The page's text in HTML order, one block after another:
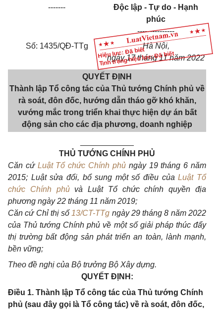
Hiệu lực: Đã biết
Tình trạng hiệu lực: Đã biết
-------
Độc lập - Tự do - Hạnh
phúc
---------------
Số: 1435/QĐ-TTg
Hà Nội,
ngày17tháng11năm2022
QUYẾT ĐỊNH
Thành lập Tổ công tác của Thủ tướng Chính phủ về
rà soát, đôn đốc, hướng dẫn tháo gỡ khó khăn,
vướng mắc trong triển khai thực hiện dự án bất
động sản cho các địa phương, doanh nghiệp
THỦ TƯỚNG CHÍNH PHỦ
Căn cứ Luật Tổ chức Chính phủngày 19 tháng 6 năm
2015; Luật sửa đổi, bổsung một số điều củaLuật Tổ
chức Chính phủvà Luật Tổ chức chính quyền địa
phương ngày 22 tháng 11 năm 2019;
Căn cứ Chỉ thị số 13/CT-TTg ngày 29 tháng 8 năm 2022
của Thủ tướng Chính phủ về một số giải pháp thúc đẩy
thị trường bất động sản phát triển an toàn, lành mạnh,
bền vững;
Theo đề nghị của Bộ trưởng Bộ Xây dựng.
QUYẾT ĐỊNH:
Điều 1. Thành lập Tổ công tác của Thủ tướng Chính
phủ (sau đây gọi là Tổ công tác) về rà soát, đôn đốc,